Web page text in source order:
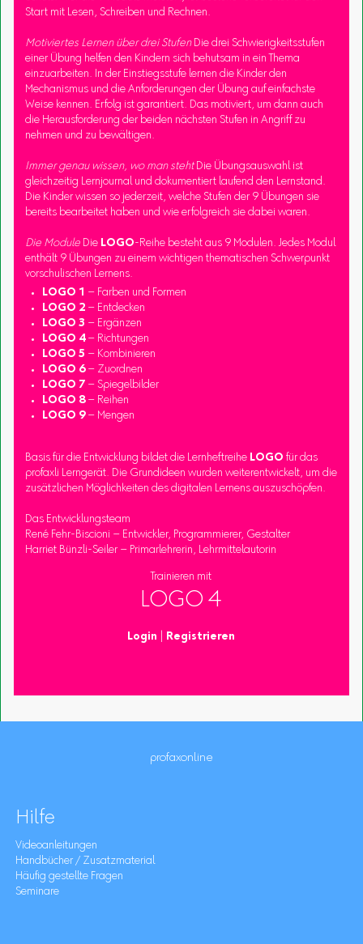
Start mit Lesen, Schreiben und Rechnen.
Motiviertes Lernen über drei StufenDie drei Schwierigkeitsstufen
einer Übung helfen den Kindern sich behutsam in ein Thema
einzuarbeiten. In der Einstiegsstufe lernen die Kinder den
Mechanismus und die Anforderungen der Übung auf einfachste
Weise kennen. Erfolg ist garantiert. Das motiviert, um dann auch
die Herausforderung der beiden nächsten Stufen in Angriff zu
nehmen und zu bewältigen.
Immer genau wissen, wo man stehtDie Übungsauswahl ist
gleichzeitig Lernjournal und dokumentiert laufend den Lernstand.
Die Kinder wissen so jederzeit, welche Stufen der 9 Übungen sie
bereits bearbeitet haben und wie erfolgreich sie dabei waren.
Die Module Die LOGO-Reihe besteht aus 9 Modulen. Jedes Modul
enthält 9 Übungen zu einem wichtigen thematischen Schwerpunkt
vorschulischen Lernens.
LOGO 1 – Farben und Formen
LOGO 2 – Entdecken
LOGO 3 – Ergänzen
LOGO 4– Richtungen
LOGO 5 – Kombinieren
LOGO 6– Zuordnen
LOGO 7 – Spiegelbilder
LOGO 8– Reihen
LOGO 9– Mengen
Basis für die Entwicklung bildet die Lernheftreihe LOGO für das
profaxli Lerngerät. Die Grundideen wurden weiterentwickelt, um die
zusätzlichen Möglichkeiten des digitalen Lernens auszuschöpfen.
Das Entwicklungsteam
René Fehr-Biscioni – Entwickler, Programmierer, Gestalter
Harriet Bünzli-Seiler – Primarlehrerin, Lehrmittelautorin
Trainieren mit
LOGO 4
Login Registrieren
profaxonline
Hilfe
Videoanleitungen
Handbücher / Zusatzmaterial
Häufig gestellte Fragen
Seminare